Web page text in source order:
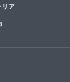
リア